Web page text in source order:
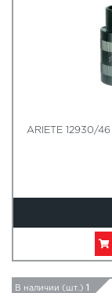
ARIETE
В наличии (шт.)